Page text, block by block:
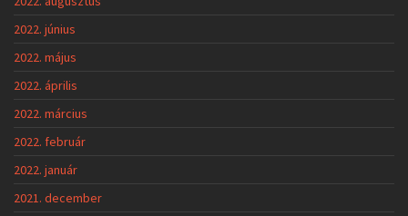
2022. június
2022. május
2022. április
2022. március
2022. február
2022. január
2021. december